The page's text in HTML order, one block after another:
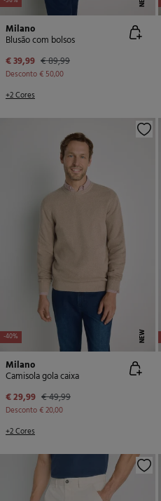
Milano
Blusão com bolsos
€ 39,99 € 89,99
Desconto€ 50,00
+2 Cores
-40% NEW
Milano
Camisola gola caixa
€ 29,99 € 49,99
Desconto€ 20,00
+2 Cores